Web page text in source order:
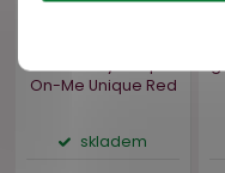
Čisticí pěna na
erotické pomůcky
Toy Cleaner207 ml